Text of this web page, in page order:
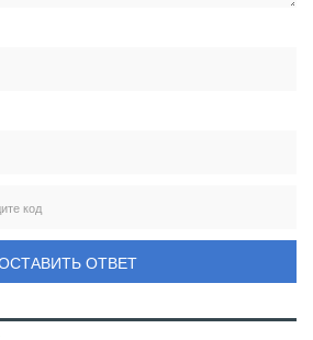
ОТВЕТ